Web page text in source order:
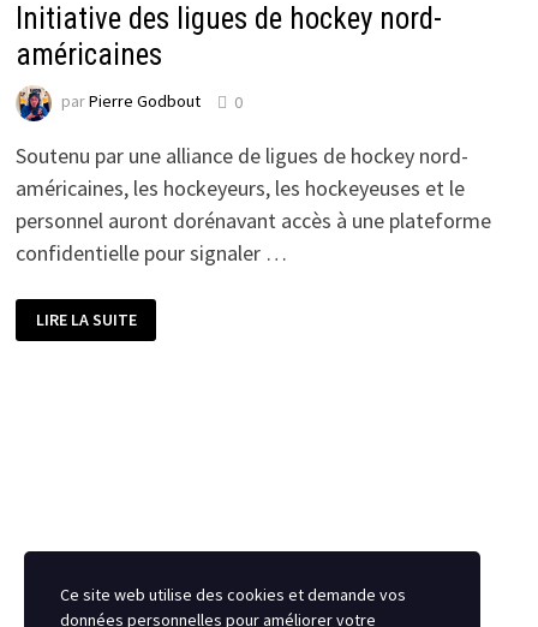
Initiative des ligues de hockey nord-
américaines
parPierre Godbout 0
Soutenu par une alliance de ligues de hockey nord-
américaines, les hockeyeurs, les hockeyeuses et le
personnel auront dorénavant accès à une plateforme
confidentielle pour signaler …
DES
LIGUES
LIRE LA SUITE
Ce site web utilise des cookies et demande vos
données personnelles pour améliorer votre